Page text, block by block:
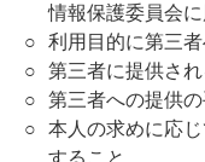
情報保護委員会
利用目的に第三
第三者に提供さ
第三者への提供
本人の求めに応
すること